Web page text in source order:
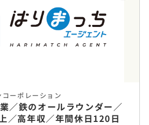
ーポレーション
／鉄のオールラウンダー／
／高年収／年間休日120日